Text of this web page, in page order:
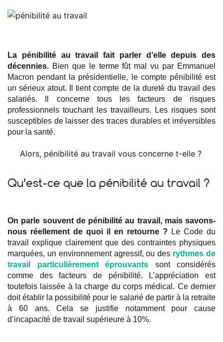
La pénibilité au travail fait parler d’elle depuis des
décennies. Bien que le terme fût mal vu par Emmanuel
Macron pendant la présidentielle, le compte pénibilité est
un sérieux atout. Il tient compte de la dureté du travail des
salariés. Il concerne tous les facteurs de risques
professionnels touchant les travailleurs. Les risques sont
susceptibles de laisser des traces durables et irréversibles
pour la santé.
Alors, pénibilité au travail vous concerne t-elle ?
Qu’est-ce que la pénibilité au travail ?
On parle souvent de pénibilité au travail, mais savons-
nous réellement de quoi il en retourne ? Le Code du
travail explique clairement que des contraintes physiques
marquées, un environnement agressif, ou des rythmes de
travail particulièrement éprouvants sont considérés
comme des facteurs de pénibilité. L’appréciation est
toutefois laissée à la charge du corps médical. Ce dernier
doit établir la possibilité pour le salarié de partir à la retraite
à 60 ans. Cela se justifie notamment pour cause
d’incapacité de travail supérieure à 10%.